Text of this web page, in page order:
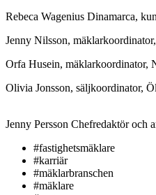
Rebeca Wagenius Dinamarca,
Jenny Nilsson,
Orfa Husein, mäklarkoordinator,
Olivia Jonsson, säljkoordinator,
Jenny Persson Chefredaktör och
#fastighetsmäklare
#karriär
#mäklarbranschen
#mäklare